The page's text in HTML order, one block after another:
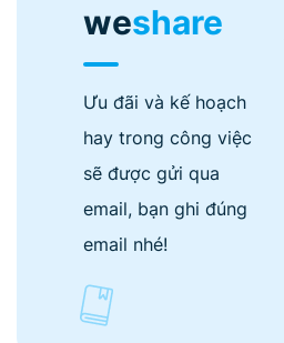
weshare
Ưu đãi và kế hoạch
hay trong công việc
sẽ được gửi qua
email, bạn ghi đúng
email nhé!